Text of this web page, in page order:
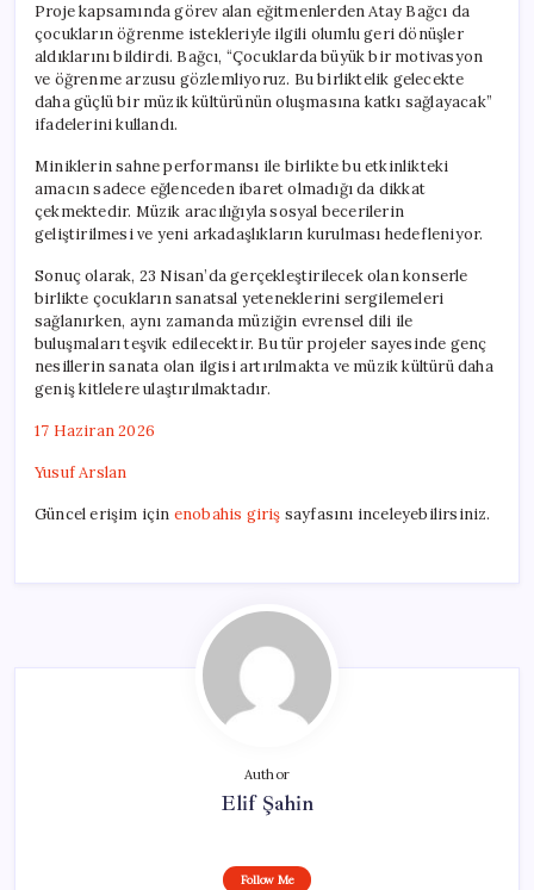
Proje kapsamında görev alan eğitmenlerden Atay Bağcı da
çocukların öğrenme istekleriyle ilgili olumlu geri dönüşler
aldıklarını bildirdi. Bağcı, “Çocuklarda büyük bir motivasyon
ve öğrenme arzusu gözlemliyoruz. Bu birliktelik gelecekte
daha güçlü bir müzik kültürünün oluşmasına katkı sağlayacak”
ifadelerini kullandı.
Miniklerin sahne performansı ile birlikte bu etkinlikteki
amacın sadece eğlenceden ibaret olmadığı da dikkat
çekmektedir. Müzik aracılığıyla sosyal becerilerin
geliştirilmesi ve yeni arkadaşlıkların kurulması hedefleniyor.
Sonuç olarak, 23 Nisan’da gerçekleştirilecek olan konserle
birlikte çocukların sanatsal yeteneklerini sergilemeleri
sağlanırken, aynı zamanda müziğin evrensel dili ile
buluşmaları teşvik edilecektir. Bu tür projeler sayesinde genç
nesillerin sanata olan ilgisi artırılmakta ve müzik kültürü daha
geniş kitlelere ulaştırılmaktadır.
17 Haziran 2026
Yusuf Arslan
Güncel erişim için enobahis giriş sayfasını inceleyebilirsiniz.
Author
Elif Şahin
Follow Me